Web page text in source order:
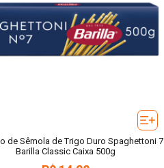
de Sêmola de Trigo Duro Spaghettoni 7
Barilla Classic Caixa 500g